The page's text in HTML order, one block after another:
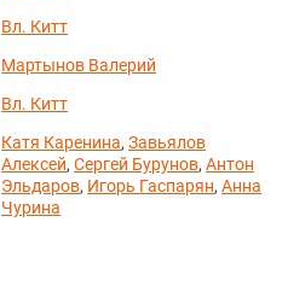
Вл. Китт
Мартынов Валерий
Вл. Китт
Катя Каренина,Завьялов
Алексей,Сергей Бурунов,Антон
Эльдаров, Игорь Гаспарян,Анна
Чурина